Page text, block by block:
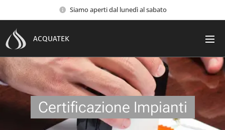
Siamo aperti dal lunedì al sabato
ACQUATEK
Certificazione Impianti